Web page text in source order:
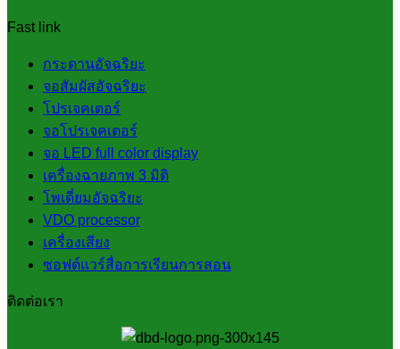
Fast link
กระดานอัจฉริยะ
จอสัมผัสอัจฉริยะ
โปรเจคเตอร์
จอโปรเจคเตอร์
จอ LED full color display
เครื่องฉายภาพ 3 มิติ
โพเดี่ยมอัจฉริยะ
VDO processor
เครื่องเสียง
ซอฟต์แวร์สื่อการเรียนการสอน
ติดต่อเรา